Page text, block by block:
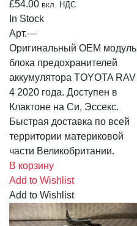
£54.00 вкл. НДС
In Stock
Арт.—
Оригинальный OEM модуль
блока предохранителей
аккумулятора TOYOTA RAV
4 2020 года. Доступен в
Клактоне на Си, Эссекс.
Быстрая доставка по всей
территории материковой
части Великобритании.
В корзину
Add to Wishlist
Add to Wishlist